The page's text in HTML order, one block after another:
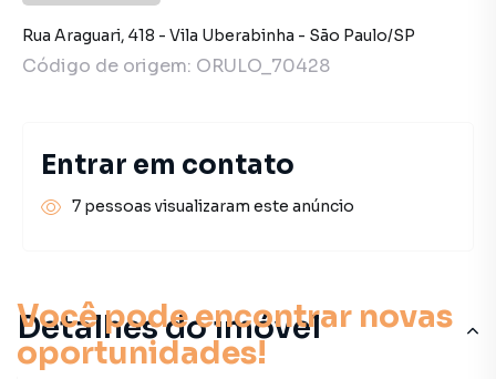
Você pode encontrar novas
oportunidades!
Detalhes do imóvel
Rua Araguari, 418 - Vila Uberabinha - São Paulo/SP
Código de origem: ORULO_70428
Entrar em contato
7 pessoas visualizaram este anúncio